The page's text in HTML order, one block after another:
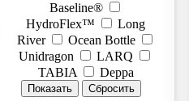
Baseline®
HydroFlex™
Long
River
Ocean Bottle
Unidragon
LARQ
TABIA
Deppa